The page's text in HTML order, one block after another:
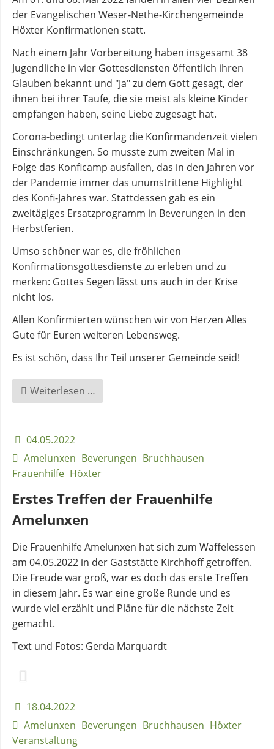
Forum
BERATUNG
&
HILFE
Schuldnerberatung
Flüchtlingsberatung
Krebsberatung
Antidiskriminierungsstelle
Mittagstisch
Schulmaterialienkammer
Pflege
der Evangelischen Weser-Nethe-Kirchengemeinde
Höxter Konfirmationen statt.
Nach einem Jahr Vorbereitung haben insgesamt 38
Jugendliche in vier Gottesdiensten öffentlich ihren
Glauben bekannt und "Ja" zu dem Gott gesagt, der
ihnen bei ihrer Taufe, die sie meist als kleine Kinder
empfangen haben, seine Liebe zugesagt hat.
Corona-bedingt unterlag die Konfirmandenzeit vielen
Einschränkungen. So musste zum zweiten Mal in
Folge das Konficamp ausfallen, das in den Jahren vor
der Pandemie immer das unumstrittene Highlight
des Konfi-Jahres war. Stattdessen gab es ein
zweitägiges Ersatzprogramm in Beverungen in den
Herbstferien.
Umso schöner war es, die fröhlichen
Konfirmationsgottesdienste zu erleben und zu
merken: Gottes Segen lässt uns auch in der Krise
nicht los.
Allen Konfirmierten wünschen wir von Herzen Alles
Gute für Euren weiteren Lebensweg.
Es ist schön, dass Ihr Teil unserer Gemeinde seid!
Weiterlesen …
2022
04.05.2022
Amelunxen Beverungen Bruchhausen
Frauenhilfe Höxter
Erstes Treffen der Frauenhilfe
Amelunxen
Die Frauenhilfe Amelunxen hat sich zum Waffelessen
am 04.05.2022 in der Gaststätte Kirchhoff getroffen.
Die Freude war groß, war es doch das erste Treffen
in diesem Jahr. Es war eine große Runde und es
wurde viel erzählt und Pläne für die nächste Zeit
gemacht.
Text und Fotos: Gerda Marquardt
18.04.2022
Amelunxen Beverungen Bruchhausen Höxter
Veranstaltung